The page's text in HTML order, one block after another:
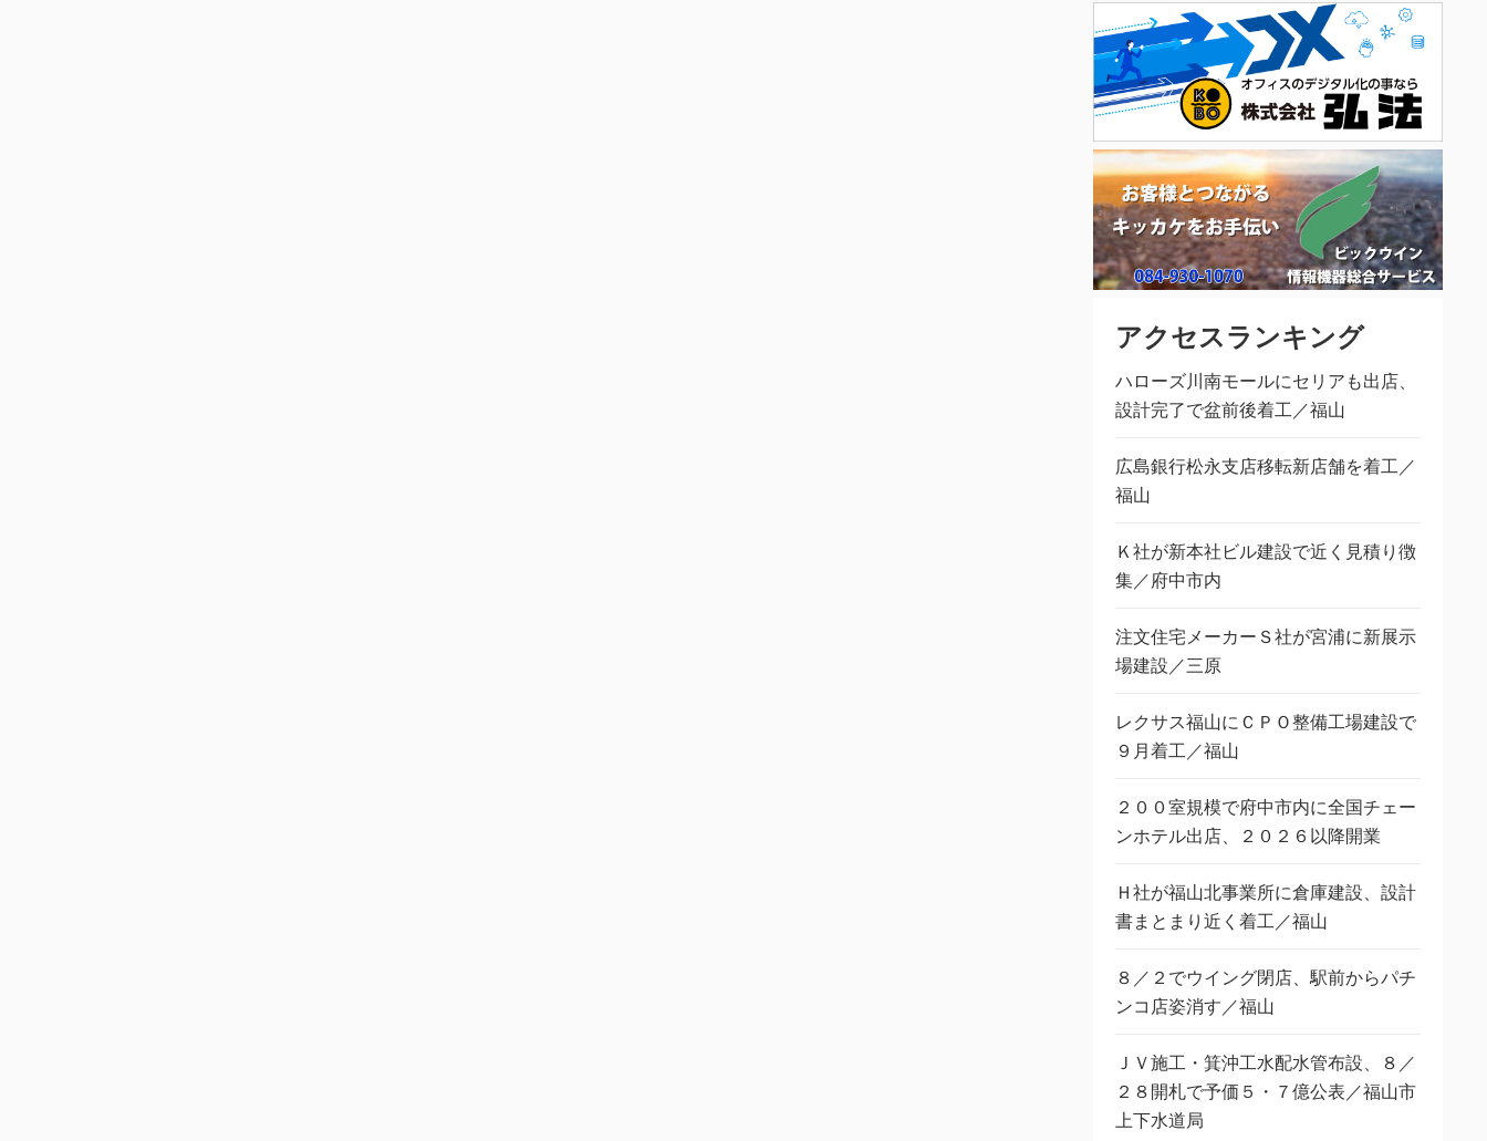
アクセスランキング
ハローズ川南モールにセリアも出店、
設計完了で盆前後着工／福山
広島銀行松永支店移転新店舗を着工／
福山
Ｋ社が新本社ビル建設で近く見積り徴
集／府中市内
注文住宅メーカーＳ社が宮浦に新展示
場建設／三原
レクサス福山にＣＰＯ整備工場建設で
９月着工／福山
２００室規模で府中市内に全国チェー
ンホテル出店、２０２６以降開業
Ｈ社が福山北事業所に倉庫建設、設計
書まとまり近く着工／福山
８／２でウイング閉店、駅前からパチ
ンコ店姿消す／福山
ＪＶ施工・箕沖工水配水管布設、８／
２８開札で予価５・７億公表／福山市
上下水道局